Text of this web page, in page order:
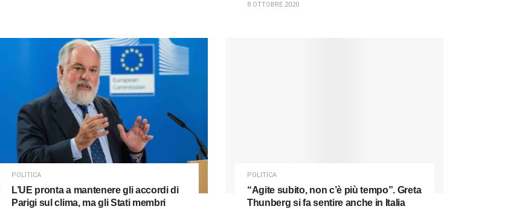
8 OTTOBRE 2020
POLITICA
L’UE pronta a mantenere gli accordi di
Parigi sul clima, ma gli Stati membri
POLITICA
“Agite subito, non c’è più tempo”. Greta
Thunberg si fa sentire anche in Italia